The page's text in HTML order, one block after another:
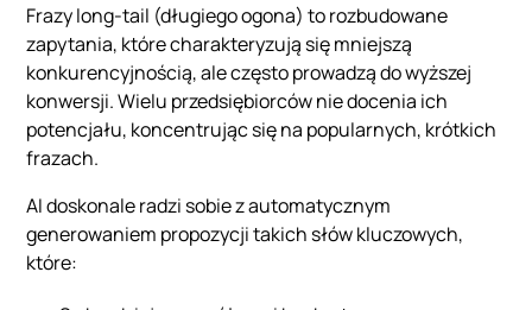
Frazy long-tail (długiego ogona) to rozbudowane
zapytania, które charakteryzują się mniejszą
konkurencyjnością, ale często prowadzą do wyższej
konwersji. Wielu przedsiębiorców nie docenia ich
potencjału, koncentrując się na popularnych, krótkich
frazach.
AI doskonale radzi sobie z automatycznym
generowaniem propozycji takich słów kluczowych,
które: